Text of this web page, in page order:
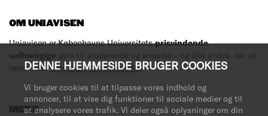
DENNE HJEMMESIDE BRUGER COOKIES
Vi bruger cookies til at tilpasse vores indhold og
annoncer, til at vise dig funktioner til sociale medier og til
at analysere vores trafik. Vi deler også oplysninger om din
OM UNIAVISEN
Uniavisen er Københavns Universitetsprisvindende,
uafhængige avis til studerende og ansatte – og alle andre, der vil
læse med.Læs mere om avisen her.
MERE